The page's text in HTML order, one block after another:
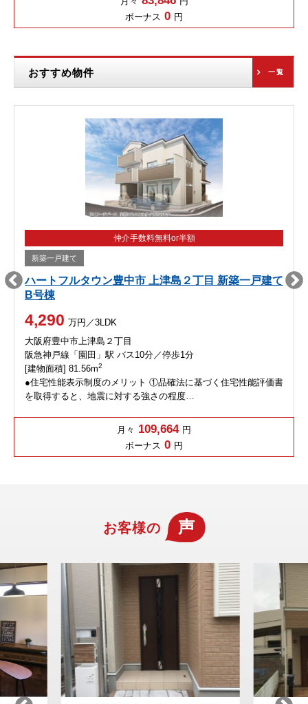
ボーナス 0 円
おすすめ物件 一覧
仲介手数料無料or半額
新築一戸建て
ハートフルタウン豊中市 上津島２丁目 新築一戸建て
B号棟
4,290 万円／3LDK
大阪府豊中市上津島２丁目
阪急神戸線「園田」駅 バス10分／停歩1分
[建物面積] 81.56m2
●住宅性能表示制度のメリット ①品確法に基づく住宅性能評価書
を取得すると、地震に対する強さの程度…
月々 109,664 円
ボーナス 0 円
お客様の 声